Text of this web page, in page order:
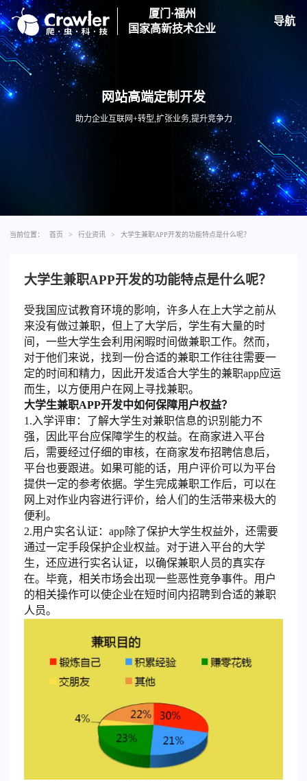
厦门·福州
国家高新技术企业
导航
网站高端定制开发
助力企业互联网+转型,扩张业务,提升竞争力
当前位置： 首页 > 行业资讯 > 大学生兼职APP开发的功能特点是什么呢？
大学生兼职APP开发的功能特点是什么呢？
受我国应试教育环境的影响，许多人在上大学之前从
来没有做过兼职，但上了大学后，学生有大量的时
间，一些大学生会利用闲暇时间做兼职工作。然而，
对于他们来说，找到一份合适的兼职工作往往需要一
定的时间和精力，因此开发适合大学生的兼职app应运
而生，以方便用户在网上寻找兼职。
大学生兼职APP开发中如何保障用户权益？
1.入学评审：了解大学生对兼职信息的识别能力不
强，因此平台应保障学生的权益。在商家进入平台
后，需要经过仔细的审核，在商家发布招聘信息后，
平台也要跟进。如果可能的话，用户评价可以为平台
提供一定的参考依据。学生完成兼职工作后，可以在
网上对作业内容进行评价，给人们的生活带来极大的
便利。
2.用户实名认证：app除了保护大学生权益外，还需要
通过一定手段保护企业权益。对于进入平台的大学
生，还应进行实名认证，以确保兼职人员的真实存
在。毕竟，相关市场会出现一些恶性竞争事件。用户
的相关操作可以使企业在短时间内招聘到合适的兼职
人员。